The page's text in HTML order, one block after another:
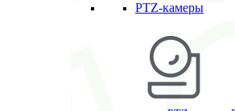
PTZ-камеры